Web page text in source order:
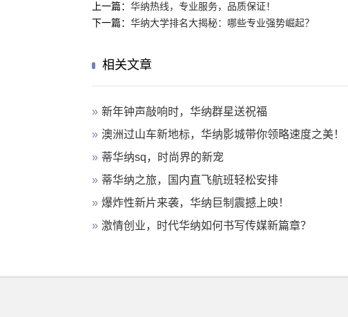
上一篇： 华纳热线，专业服务，品质保证！
下一篇： 华纳大学排名大揭秘：哪些专业强势崛起？
相关文章
» 新年钟声敲响时，华纳群星送祝福
» 澳洲过山车新地标，华纳影城带你领略速度之美！
» 蒂华纳sq，时尚界的新宠
» 蒂华纳之旅，国内直飞航班轻松安排
» 爆炸性新片来袭，华纳巨制震撼上映！
» 激情创业，时代华纳如何书写传媒新篇章？